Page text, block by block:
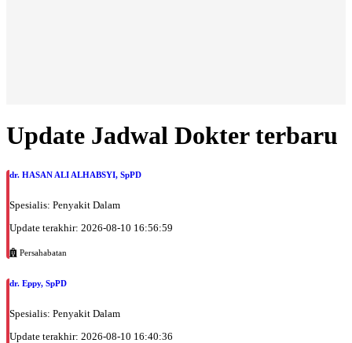
Update Jadwal Dokter terbaru
dr. HASAN ALI ALHABSYI, SpPD
Spesialis: Penyakit Dalam
Update terakhir: 2026-08-10 16:56:59
Persahabatan
dr. Eppy, SpPD
Spesialis: Penyakit Dalam
Update terakhir: 2026-08-10 16:40:36